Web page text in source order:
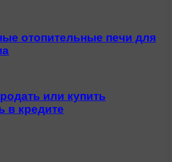
отопительные печи для
или купить
в кредите